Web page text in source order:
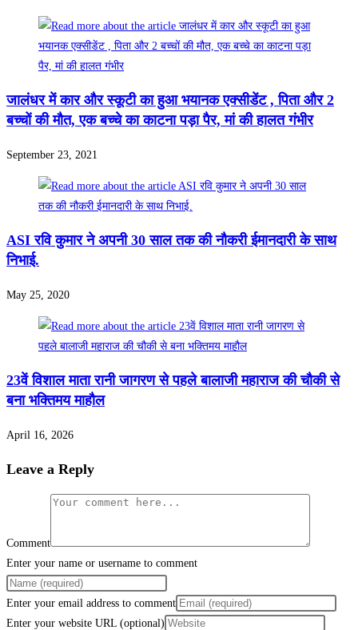
जालंधर में कार और स्कूटी का हुआ भयानक एक्सीडेंट , पिता और 2
बच्चों की मौत, एक बच्चे का काटना पड़ा पैर, मां की हालत गंभीर
September 23, 2021
ASI रवि कुमार ने अपनी 30 साल तक की नौकरी ईमानदारी के साथ
निभाई.
May 25, 2020
23वें विशाल माता रानी जागरण से पहले बालाजी महाराज की चौकी से
बना भक्तिमय माहौल
April 16, 2026
Leave a Reply
Comment
Enter your name or username to comment
Enter your email address to comment
Enter your website URL (optional)